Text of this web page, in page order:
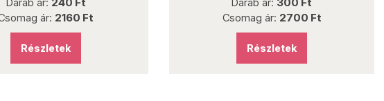
ár: 2160 Ft
Részletek
Csomag ár: 2700 Ft
Részletek